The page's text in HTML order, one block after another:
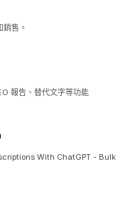
售。
報告、替代文字等功能
With ChatGPT - Bulk